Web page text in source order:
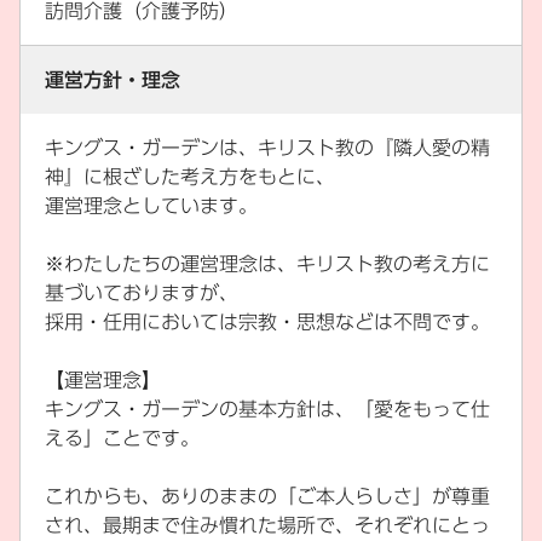
訪問介護（介護予防）
運営方針・理念
キングス・ガーデンは、キリスト教の『隣人愛の精
神』に根ざした考え方をもとに、
運営理念としています。
※わたしたちの運営理念は、キリスト教の考え方に
基づいておりますが、
採用・任用においては宗教・思想などは不問です。
【運営理念】
キングス・ガーデンの基本方針は、「愛をもって仕
える」ことです。
これからも、ありのままの「ご本人らしさ」が尊重
され、最期まで住み慣れた場所で、それぞれにとっ